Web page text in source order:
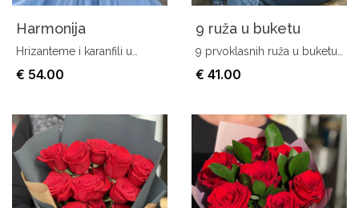
Harmonija
Hrizanteme i karanfili u
€ 54.00
9 ruža u buketu
9 prvoklasnih ruža u buketu
€ 41.00